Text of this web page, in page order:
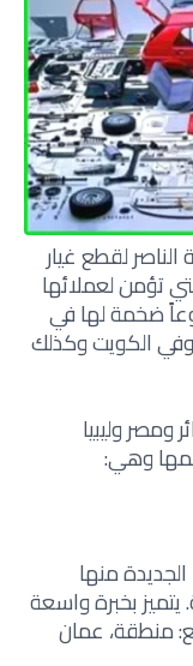
لقطع غيار
تؤمن لعملائها
ضخمة لها في
الكويت وكذلك
ومصر وليبيا
وهي:
الجديدة منها
بخبرة واسعة
منطقة، عمان